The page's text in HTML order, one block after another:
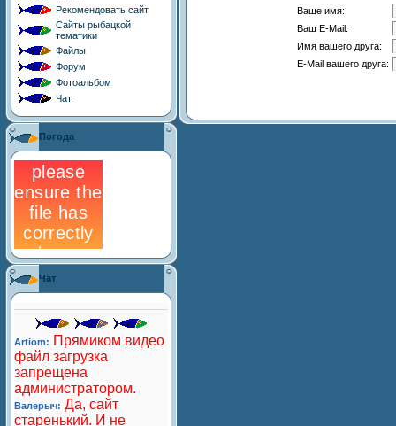
Рекомендовать сайт
Сайты рыбацкой
тематики
Файлы
Форум
Фотоальбом
Чат
Погода
Чат
Ваше имя:
Ваш E-Mail:
Имя вашего друга:
E-Mail вашего друга: